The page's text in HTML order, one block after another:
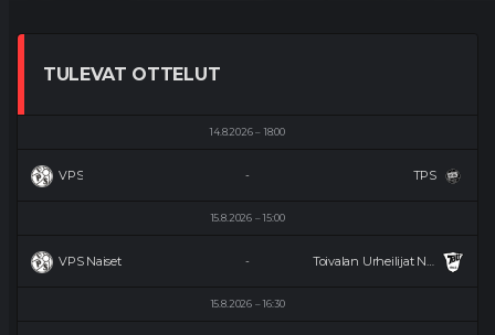
TULEVAT OTTELUT
14.8.2026 18:00
VPS TPS
-
15.8.2026 15:00
VPS Naiset Toivalan Urheilijat Naiset
-
15.8.2026 16:30